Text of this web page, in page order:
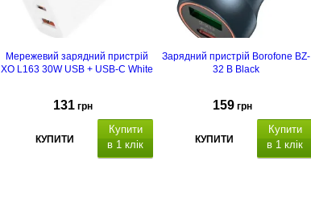
Мережевий зарядний пристрій
XO L163 30W USB + USB-C White
131 грн
КУПИТИ
Купити
в 1 клік
Зарядний пристрій Borofone BZ-
32 B Black
159 грн
КУПИТИ
Купити
в 1 клік